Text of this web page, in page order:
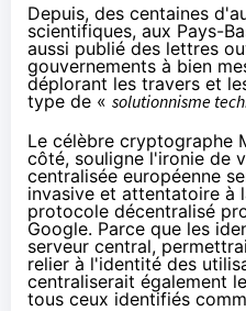
Depuis, des centaines
scientifiques, aux Pays-
aussi publié des lettres
gouvernements à bien
déplorant les travers et
type de « solutionnisme
Le célèbre cryptographe
côté, souligne l'ironie de
centralisée européenne
invasive et attentatoire à
protocole décentralisé
Google. Parce que les
serveur central,
relier à l'identité des
centraliserait également
tous ceux identifiés